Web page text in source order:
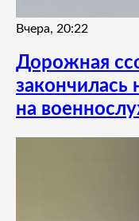
Вчера, 20:22
Дорожная
закончилась
на